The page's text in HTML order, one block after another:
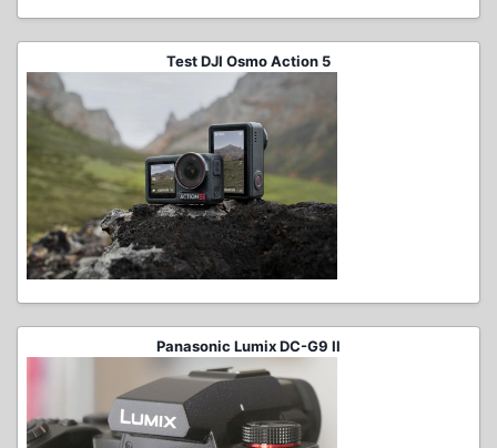
Test DJI Osmo Action 5
Panasonic Lumix DC-G9 II